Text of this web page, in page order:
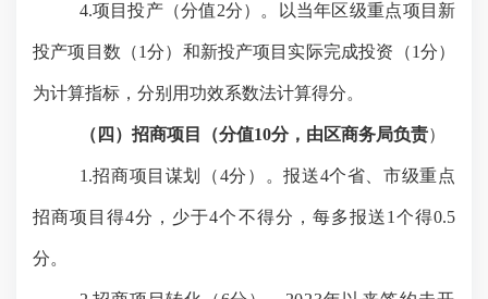
4.项目投产（分值2分）。以当年区级重点项目新
投产项目数（1分）和新投产项目实际完成投资（1分）
为计算指标，分别用功效系数法计算得分。
（四）招商项目（分值10分，由区商务局负责）
1.招商项目谋划（4分）。报送4个省、市级重点
招商项目得4分，少于4个不得分，每多报送1个得0.5
分。